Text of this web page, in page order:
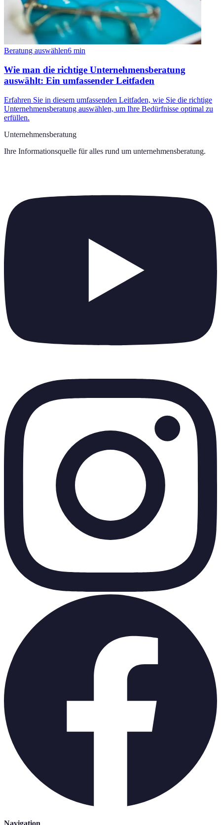
Beratung auswählen6 min
Wie man die richtige Unternehmensberatung
auswählt: Ein umfassender Leitfaden
Erfahren Sie in diesem umfassenden Leitfaden, wie Sie die richtige
Unternehmensberatung auswählen, um Ihre Bedürfnisse optimal zu
erfüllen.
Unternehmensberatung
Ihre Informationsquelle für alles rund um unternehmensberatung.